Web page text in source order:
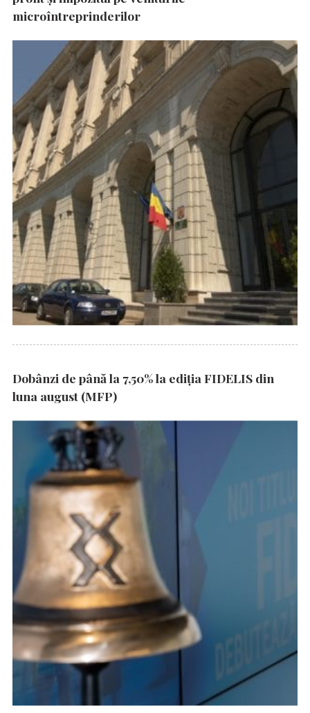
microîntreprinderilor
Dobânzi de până la 7,50% la ediția FIDELIS din
luna august (MFP)